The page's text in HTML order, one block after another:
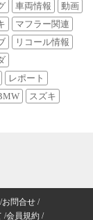
車両情報
動画
マフラー関連
リコール情報
レポート
スズキ
お問合せ
会員規約